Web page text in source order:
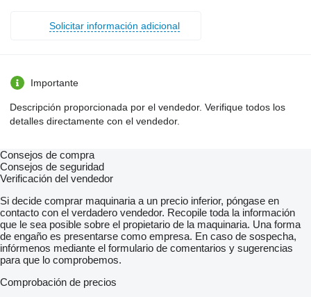
Solicitar información adicional
Importante
Descripción proporcionada por el vendedor. Verifique todos los
detalles directamente con el vendedor.
Consejos de compra
Consejos de seguridad
Verificación del vendedor
Si decide comprar maquinaria a un precio inferior, póngase en
contacto con el verdadero vendedor. Recopile toda la información
que le sea posible sobre el propietario de la maquinaria. Una forma
de engaño es presentarse como empresa. En caso de sospecha,
infórmenos mediante el formulario de comentarios y sugerencias
para que lo comprobemos.
Comprobación de precios